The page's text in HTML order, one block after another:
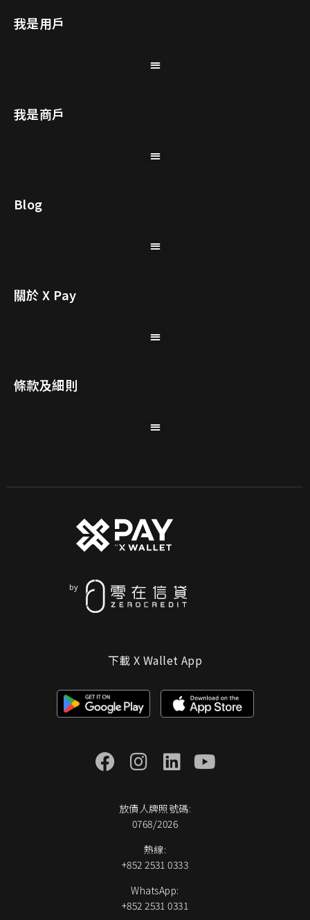
我是用戶
我是商戶
Blog
關於 X Pay
條款及細則
下載 X Wallet App
放債人牌照號碼:
0768/2026
熱線:
+852 2531 0333
WhatsApp:
+852 2531 0331